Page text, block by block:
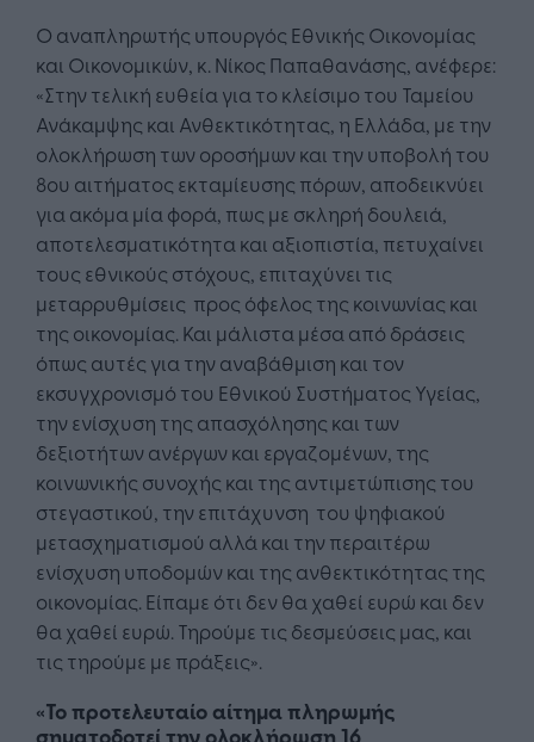
Ο αναπληρωτής υπουργός Εθνικής Οικονομίας
και Οικονομικών, κ. Νίκος Παπαθανάσης, ανέφερε:
«Στην τελική ευθεία για το κλείσιμο του Ταμείου
Ανάκαμψης και Ανθεκτικότητας, η Ελλάδα, με την
ολοκλήρωση των οροσήμων και την υποβολή του
8ου αιτήματος εκταμίευσης πόρων, αποδεικνύει
για ακόμα μία φορά, πως με σκληρή δουλειά,
αποτελεσματικότητα και αξιοπιστία, πετυχαίνει
τους εθνικούς στόχους, επιταχύνει τις
μεταρρυθμίσεις προς όφελος της κοινωνίας και
της οικονομίας. Και μάλιστα μέσα από δράσεις
όπως αυτές για την αναβάθμιση και τον
εκσυγχρονισμό του Εθνικού Συστήματος Υγείας,
την ενίσχυση της απασχόλησης και των
δεξιοτήτων ανέργων και εργαζομένων, της
κοινωνικής συνοχής και της αντιμετώπισης του
στεγαστικού, την επιτάχυνση του ψηφιακού
μετασχηματισμού αλλά και την περαιτέρω
ενίσχυση υποδομών και της ανθεκτικότητας της
οικονομίας. Είπαμε ότι δεν θα χαθεί ευρώ και δεν
θα χαθεί ευρώ. Τηρούμε τις δεσμεύσεις μας, και
τις τηρούμε με πράξεις».
«Το προτελευταίο αίτημα πληρωμής